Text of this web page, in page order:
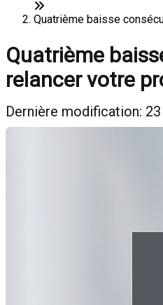
Quatrième baisse
Quatrième
relancer votre
Dernière modification: